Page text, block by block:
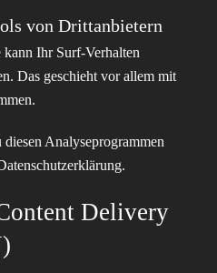
von Dritt­anbietern
kann Ihr Surf-Verhalten
Das geschieht vor allem mit
Analyseprogrammen
Delivery